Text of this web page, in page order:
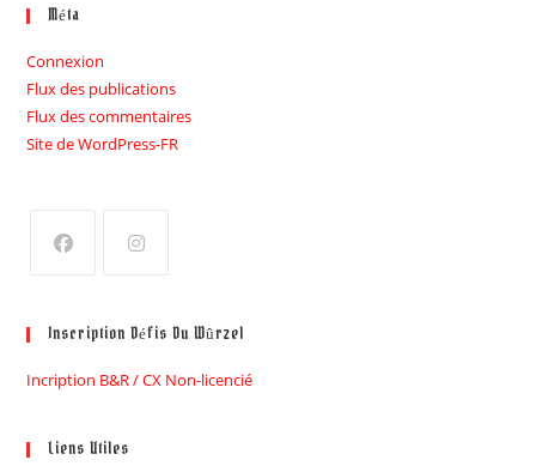
Méta
Connexion
Flux des publications
Flux des commentaires
Site de WordPress-FR
Inscription Défis Du Wûrzel
Incription B&R / CX Non-licencié
Liens Utiles